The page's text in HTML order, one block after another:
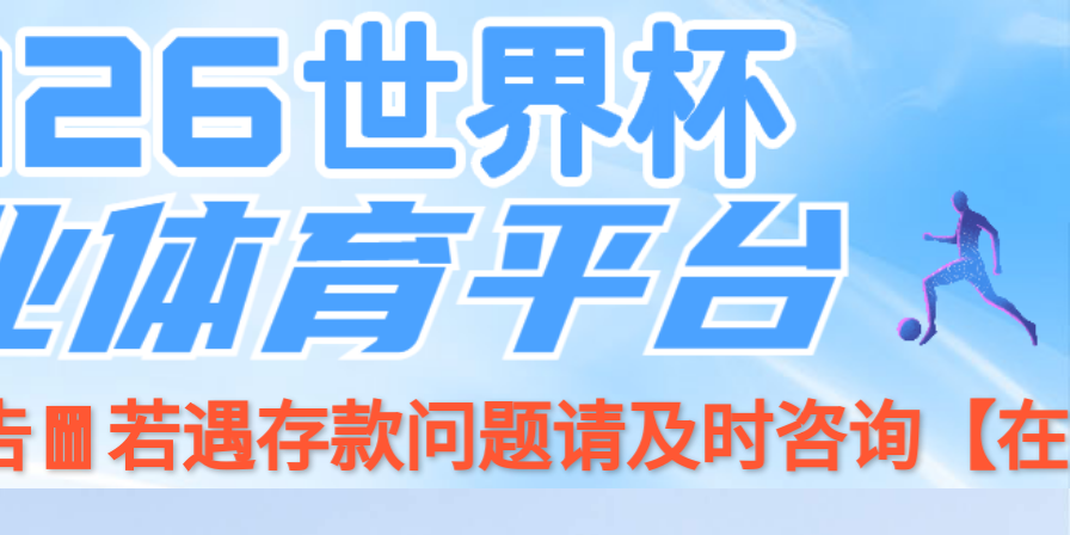
开源 JS Game商城 新闻资讯 关于我们 招贤纳⼠